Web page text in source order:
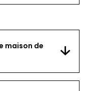
maison de